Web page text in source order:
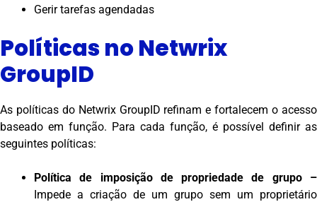
Gerir tarefas agendadas
Políticas no Netwrix
GroupID
As políticas do Netwrix GroupID refinam e fortalecem o acesso
baseado em função. Para cada função, é possível definir as
seguintes políticas:
Política de imposição de propriedade de grupo –
Impede a criação de um grupo sem um proprietário